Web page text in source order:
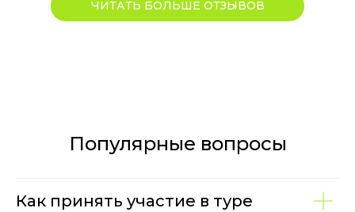
ЧИТАТЬ БОЛЬШЕ ОТЗЫВОВ
Популярные вопросы
Как принять участие в туре